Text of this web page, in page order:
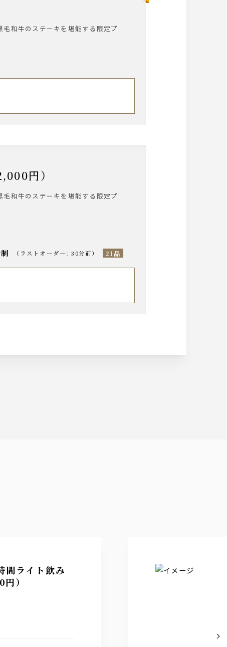
和牛のステーキを堪能する限定プ
円）
和牛のステーキを堪能する限定プ
（ ラストオーダー: 30分前） 21品
間ライト飲み
）